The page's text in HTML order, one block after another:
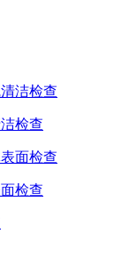
检查
检查